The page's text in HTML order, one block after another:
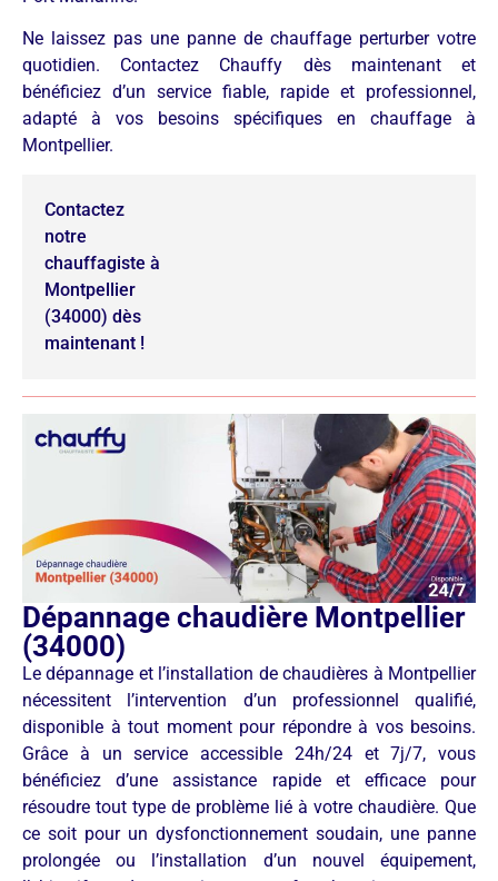
Ne laissez pas une panne de chauffage perturber votre
quotidien. Contactez Chauffy dès maintenant et
bénéficiez d’un service fiable, rapide et professionnel,
adapté à vos besoins spécifiques en chauffage à
Montpellier.
Contactez
notre
chauffagiste à
Montpellier
(34000) dès
maintenant !
Dépannage chaudière Montpellier
(34000)
Le dépannage et l’installation de chaudières à Montpellier
nécessitent l’intervention d’un professionnel qualifié,
disponible à tout moment pour répondre à vos besoins.
Grâce à un service accessible 24h/24 et 7j/7, vous
bénéficiez d’une assistance rapide et efficace pour
résoudre tout type de problème lié à votre chaudière. Que
ce soit pour un dysfonctionnement soudain, une panne
prolongée ou l’installation d’un nouvel équipement,